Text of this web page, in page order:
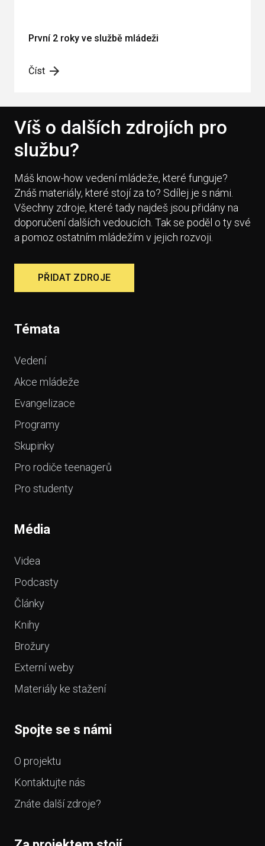
První 2 roky ve službě mládeži
Číst
Víš o dalších zdrojích pro
službu?
Máš know-how vedení mládeže, které funguje?
Znáš materiály, které stojí za to? Sdílej je s námi.
Všechny zdroje, které tady najdeš jsou přidány na
doporučení dalších vedoucích. Tak se poděl o ty své
a pomoz ostatním mládežím v jejich rozvoji.
PŘIDAT ZDROJE
Témata
Vedení
Akce mládeže
Evangelizace
Programy
Skupinky
Pro rodiče teenagerů
Pro studenty
Média
Videa
Podcasty
Články
Knihy
Brožury
Externí weby
Materiály ke stažení
Spojte se s námi
O projektu
Kontaktujte nás
Znáte další zdroje?